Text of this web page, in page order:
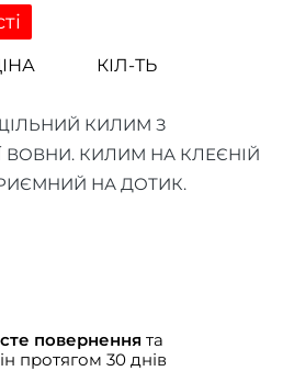
КІЛ-ТЬ
КИЛИМ З
КИЛИМ НА КЛЕЄНІЙ
НА ДОТИК.
повернення та
протягом 30 днів